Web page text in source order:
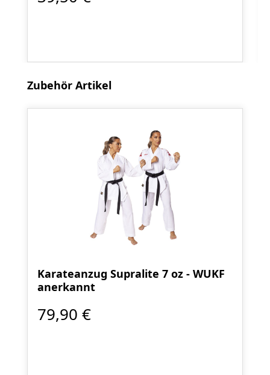
Produktgalerie überspringen
Zubehör Artikel
Karateanzug Supralite 7 oz - WUKF
anerkannt
79,90 €